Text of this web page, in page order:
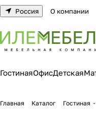
Россия О компании
ГостинаяОфисДетская
Главная Каталог Гостиная